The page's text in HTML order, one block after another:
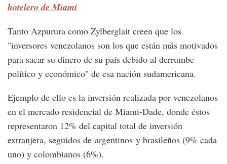
hotelero de Miami
Tanto Azpurura como Zylberglait creen que los
"inversores venezolanos son los que están más motivados
para sacar su dinero de su país debido al derrumbe
político y económico" de esa nación sudamericana.
Ejemplo de ello es la inversión realizada por venezolanos
en el mercado residencial de Miami-Dade, donde éstos
representaron 12% del capital total de inversión
extranjera, seguidos de argentinos y brasileños (9% cada
uno) y colombianos (6%).